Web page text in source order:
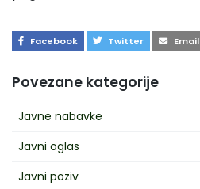
Uprava
Povezane kategorije
Javne nabavke
Javni oglas
Javni poziv
Facebook Twitter Email